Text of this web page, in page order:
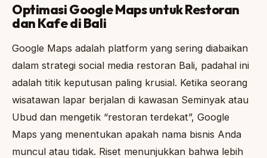
Optimasi Google Maps untuk Restoran
dan Kafe di Bali
Google Maps adalah platform yang sering diabaikan
dalam strategi social media restoran Bali, padahal ini
adalah titik keputusan paling krusial. Ketika seorang
wisatawan lapar berjalan di kawasan Seminyak atau
Ubud dan mengetik “restoran terdekat”, Google
Maps yang menentukan apakah nama bisnis Anda
muncul atau tidak. Riset menunjukkan bahwa lebih